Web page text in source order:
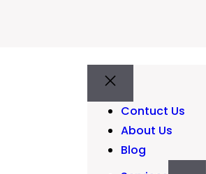
Contuct Us
About Us
Blog